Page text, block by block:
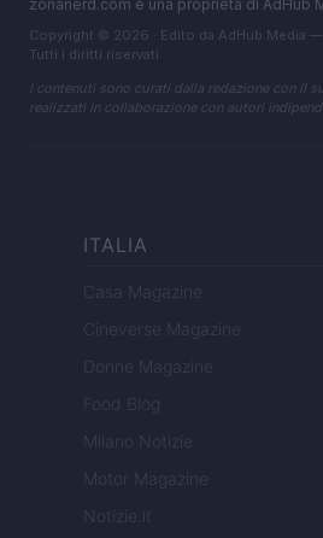
zonanerd.com è una proprietà di AdHub
Copyright © 2026 · Edito da AdHub Media
Tutti i diritti riservati
I contenuti sono curati dalla redazione con il
realizzati in collaborazione con autori
ITALIA
Casa Magazine
Cineverse Magazine
Donne Magazine
Food Blog
Milano Notizie
Motor Magazine
Notizie.it